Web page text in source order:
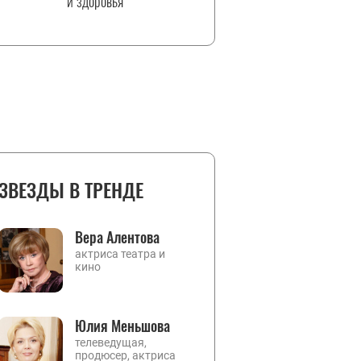
В ТРЕНДЕ
Вера Алентова
актриса театра и
кино
Юлия Меньшова
телеведущая,
продюсер, актриса